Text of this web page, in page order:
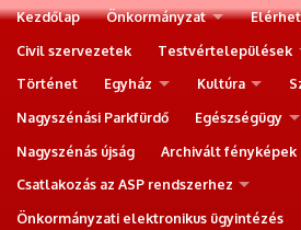
Kezdőlap Önkormányzat
Civil szervezetek
Testvértelepülések
Történet
Egyház Kultúra
Nagyszénási Parkfürdő
Egészségügy
Nagyszénás újság
Archivált fényképek
Csatlakozás az ASP rendszerhez
Önkormányzati elektronikus ügyintézés